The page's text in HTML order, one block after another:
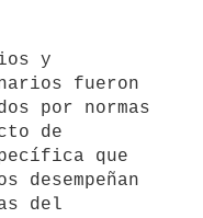
fueron
por normas
de
que
del